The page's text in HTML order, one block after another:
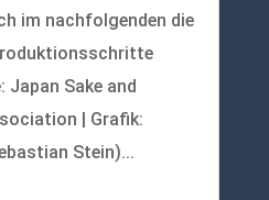
im nachfolgenden die
Japan Sake and
| Grafik:
Stein)...